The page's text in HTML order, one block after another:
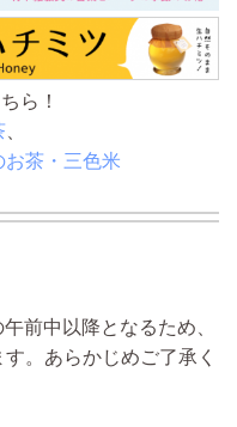
ら！
、
お茶・三色米
前中以降となるため、
。あらかじめご了承く